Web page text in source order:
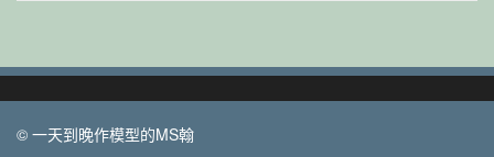
© 一天到晚作模型的MS翰